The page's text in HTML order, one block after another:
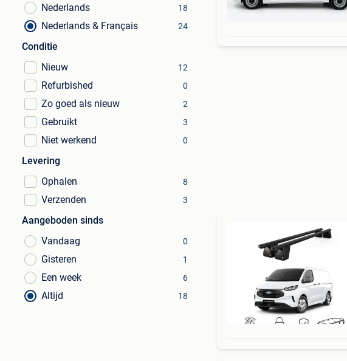
Nederlands 18
Nederlands & Français 24
Conditie
Nieuw
12
Refurbished 0
Zo goed als nieuw 2
Gebruikt 3
Niet werkend 0
Levering
Ophalen
8
Verzenden 3
Aangeboden sinds
Vandaag
0
Gisteren 1
Een week 6
Altijd 18